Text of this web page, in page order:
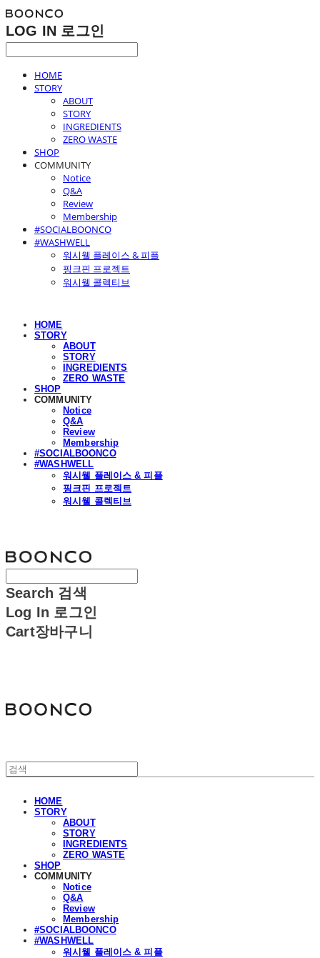
LOG IN 로그인
HOME
STORY
ABOUT
STORY
INGREDIENTS
ZERO WASTE
SHOP
COMMUNITY
Notice
Q&A
Review
Membership
#SOCIALBOONCO
#WASHWELL
워시웰 플레이스 & 피플
핑크핀 프로젝트
워시웰 콜렉티브
HOME
STORY
ABOUT
STORY
INGREDIENTS
ZERO WASTE
SHOP
COMMUNITY
Notice
Q&A
Review
Membership
#SOCIALBOONCO
#WASHWELL
워시웰 플레이스 & 피플
핑크핀 프로젝트
워시웰 콜렉티브
Search 검색
Log In 로그인
Cart장바구니
HOME
STORY
ABOUT
STORY
INGREDIENTS
ZERO WASTE
SHOP
COMMUNITY
Notice
Q&A
Review
Membership
#SOCIALBOONCO
#WASHWELL
워시웰 플레이스 & 피플